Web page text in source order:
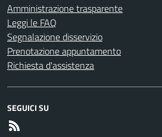
Amministrazione trasparente
Leggi le FAQ
Segnalazione disservizio
Prenotazione appuntamento
Richiesta d'assistenza
SEGUICI SU